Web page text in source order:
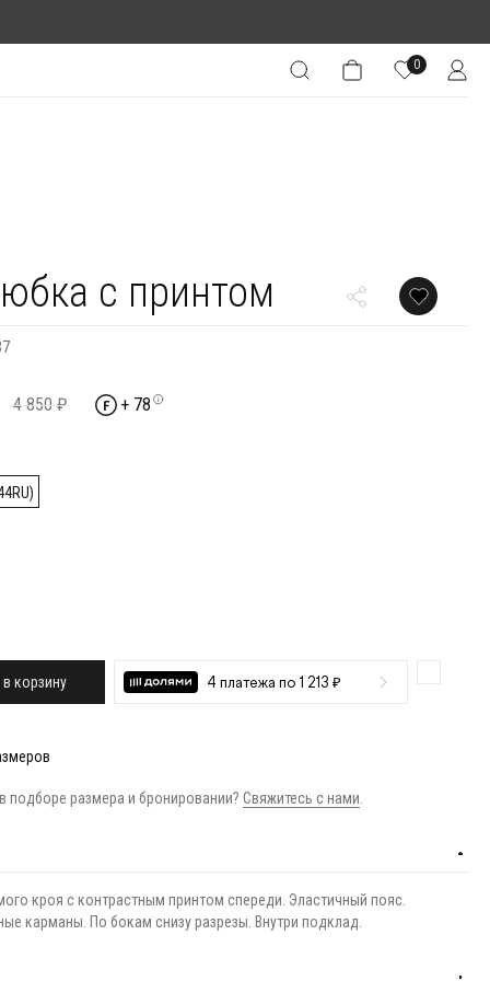
0
с принтом
4 850 ₽ + 78
корзину 4 платежа по 1 213 ₽
подборе размера и бронировании?Свяжитесь с нами
кроя с контрастным принтом спереди. Эластичный пояс.
карманы. По бокам снизу разрезы. Внутри подклад.